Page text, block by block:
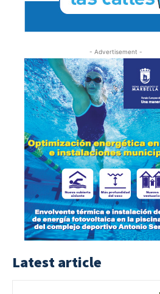
- Advertisement -
Latest article